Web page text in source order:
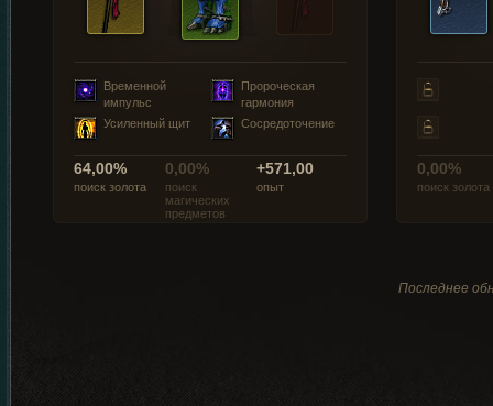
Временной
импульс
Пророческая
гармония
Усиленный щит
Сосредоточение
64,00%
поиск золота
0,00%
поиск
магических
предметов
+571,00
опыт
0,00%
поиск золота
Последнее